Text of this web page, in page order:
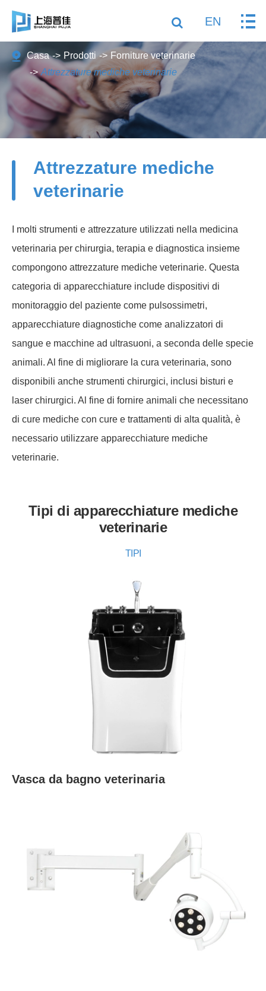
EN
Casa Prodotti
Forniture veterinarie
Attrezzature mediche veterinarie
Attrezzature mediche
veterinarie
I molti strumenti e attrezzature utilizzati nella medicina
veterinaria per chirurgia, terapia e diagnostica insieme
compongono attrezzature mediche veterinarie. Questa
categoria di apparecchiature include dispositivi di
monitoraggio del paziente come pulsossimetri,
apparecchiature diagnostiche come analizzatori di
sangue e macchine ad ultrasuoni, a seconda delle specie
animali. Al fine di migliorare la cura veterinaria, sono
disponibili anche strumenti chirurgici, inclusi bisturi e
laser chirurgici. Al fine di fornire animali che necessitano
di cure mediche con cure e trattamenti di alta qualità, è
necessario utilizzare apparecchiature mediche
veterinarie.
Tipi di apparecchiature mediche
veterinarie
TIPI
Vasca da bagno veterinaria